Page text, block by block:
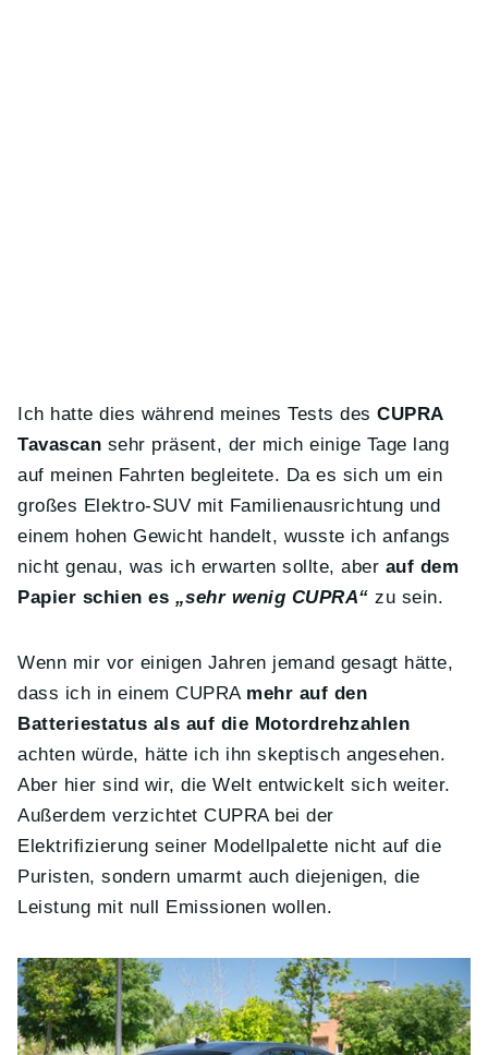
Ich hatte dies während meines Tests desCUPRA
Tavascan sehr präsent, der mich einige Tage lang
auf meinen Fahrten begleitete. Da es sich um ein
großes Elektro-SUV mit Familienausrichtung und
einem hohen Gewicht handelt, wusste ich anfangs
nicht genau, was ich erwarten sollte, aber auf dem
Papier schien es „sehr wenig CUPRA“ zu sein.
Wenn mir vor einigen Jahren jemand gesagt hätte,
dass ich in einem CUPRA mehr auf den
Batteriestatus als auf die Motordrehzahlen
achten würde, hätte ich ihn skeptisch angesehen.
Aber hier sind wir, die Welt entwickelt sich weiter.
Außerdem verzichtet CUPRA bei der
Elektrifizierung seiner Modellpalette nicht auf die
Puristen, sondern umarmt auch diejenigen, die
Leistung mit null Emissionen wollen.